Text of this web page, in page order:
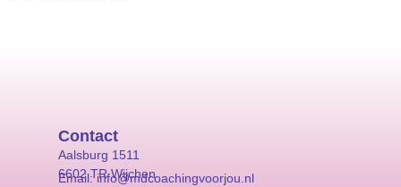
Contact
Aalsburg 1511
6602 TR Wijchen
Email: info@mdcoachingvoorjou.nl